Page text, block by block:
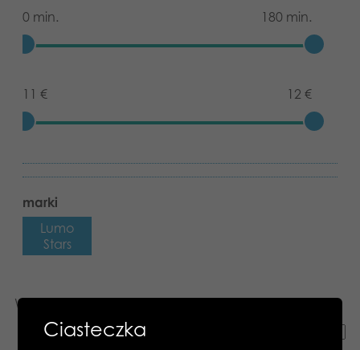
0 min. 180 min.
11 € 12 €
marki
Lumo
Stars
Wyświetlanie wszystkich wyników: 4
Ciasteczka